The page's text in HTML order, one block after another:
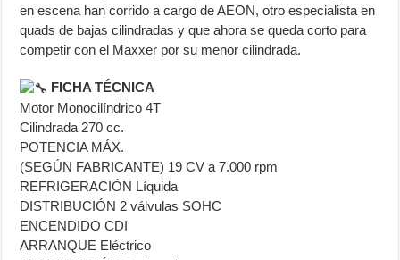
en escena han corrido a cargo de AEON, otro especialista en
quads de bajas cilindradas y que ahora se queda corto para
competir con el Maxxer por su menor cilindrada.
FICHA TÉCNICA
Motor Monocilíndrico 4T
Cilindrada 270 cc.
POTENCIA MÁX.
(SEGÚN FABRICANTE) 19 CV a 7.000 rpm
REFRIGERACIÓN Líquida
DISTRIBUCIÓN 2 válvulas SOHC
ENCENDIDO CDI
ARRANQUE Eléctrico